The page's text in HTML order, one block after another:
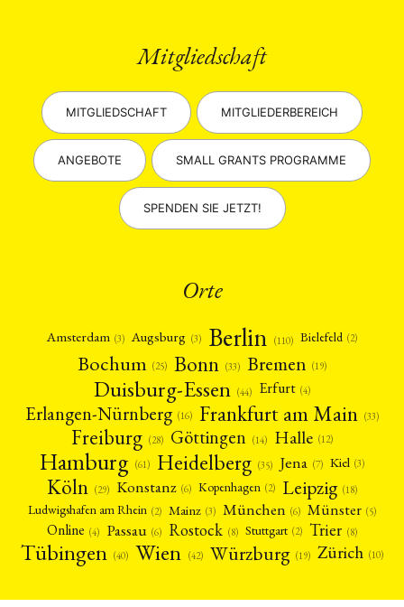
Mitgliedschaft
MITGLIEDSCHAFT MITGLIEDERBEREICH
ANGEBOTE SMALL GRANTS PROGRAMME
SPENDEN SIE JETZT!
Orte
Amsterdam (3) Augsburg (3) Berlin (110) Bielefeld (2)
Bochum (25) Bonn (33) Bremen (19)
Duisburg-Essen (44) Erfurt (4)
Erlangen-Nürnberg (16) Frankfurt am Main (33)
Freiburg (28) Göttingen (14) Halle (12)
Hamburg (61) Heidelberg (35) Jena (7) Kiel (3)
Köln (29) Konstanz (6) Kopenhagen (2) Leipzig (18)
Ludwigshafen am Rhein (2) Mainz (3) München (6) Münster (5)
Online (4) Passau (6) Rostock (8) Stuttgart (2) Trier (8)
Tübingen (40) Wien (42) Würzburg (19) Zürich (10)